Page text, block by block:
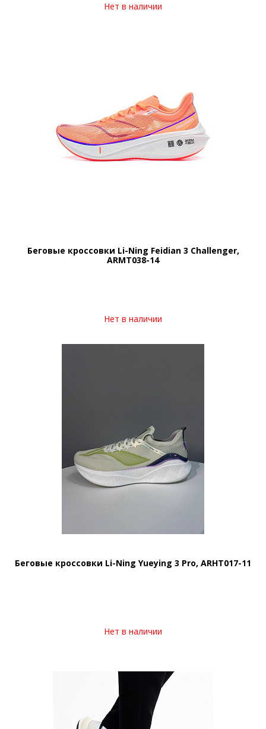
Нет в наличии
Беговые кроссовки Li-Ning Feidian 3 Challenger,
ARMT038-14
Нет в наличии
Беговые кроссовки Li-Ning Yueying 3 Pro, ARHT017-11
Нет в наличии